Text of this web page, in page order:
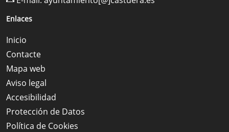
Enlaces
Inicio
Contacte
Mapa web
Aviso legal
Accesibilidad
Protección de Datos
Política de Cookies